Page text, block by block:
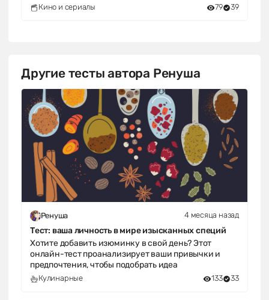
Кино и сериалы 79 39
Другие тесты автора Ренуша
Ренуша 4 месяца назад
Тест: ваша личность в мире изысканных специй
Хотите добавить изюминку в свой день? Этот
онлайн-тест проанализирует ваши привычки и
предпочтения, чтобы подобрать идеа
Кулинарные 133 33